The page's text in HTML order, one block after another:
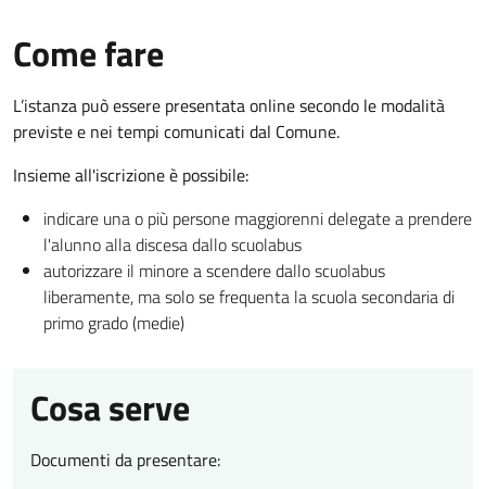
Come fare
L’istanza può essere presentata online secondo le modalità
previste e nei tempi comunicati dal Comune.
Insieme all'iscrizione è possibile:
indicare una o più persone maggiorenni delegate a prendere
l'alunno alla discesa dallo scuolabus
autorizzare il minore a scendere dallo scuolabus
liberamente, ma solo se frequenta la scuola secondaria di
primo grado (medie)
Cosa serve
Documenti da presentare: